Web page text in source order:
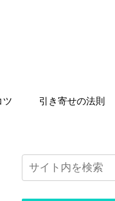
ツ 引き寄せの法則